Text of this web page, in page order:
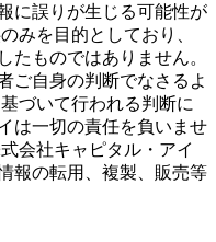
に誤りが生じる可能性が
みを目的としており、
たものではありません。
ご自身の判断でなさるよ
づいて行われる判断に
は一切の責任を負いませ
会社キャピタル・アイ
報の転用、複製、販売等